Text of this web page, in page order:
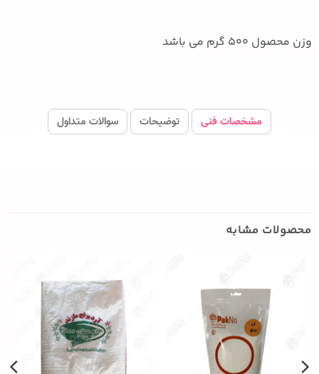
وزن محصول 500 گرم می باشد
مشخصات فنی توضیحات سوالات متداول
محصولات مشابه